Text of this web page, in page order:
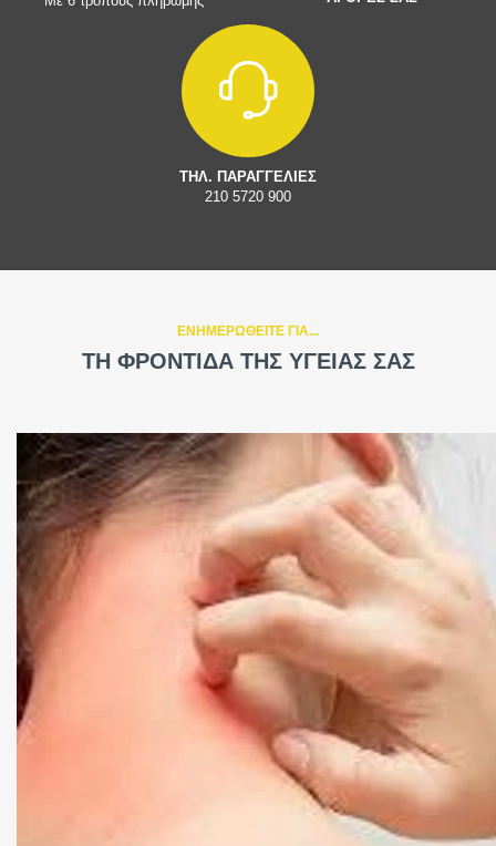
ΤΗΛ. ΠΑΡΑΓΓΕΛΙΕΣ
210 5720 900
ΕΝΗΜΕΡΩΘΕΙΤΕ ΓΙΑ...
ΤΗ ΦΡΟΝΤΙΔΑ ΤΗΣ ΥΓΕΙΑΣ ΣΑΣ